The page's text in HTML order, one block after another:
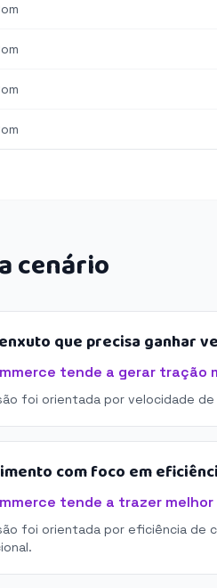
cenário
que precisa ganhar
tende a gerar tração
foi orientada por velocidade
com foco em
tende a trazer
foi orientada por eficiência de